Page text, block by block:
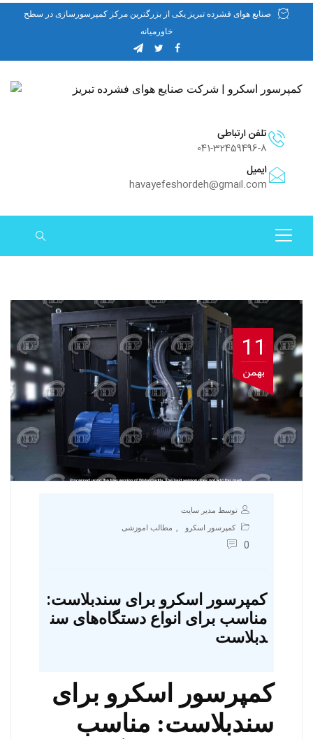
صنایع هوای فشرده تبریز یکی از بزرگترین مرکز کمپرسورسازی در سطح
خاورمیانه
تلفن ارتباطی
041-32459496-8
ایمیل
havayefeshordeh@gmail.com
11
بهمن
توسط مدیر سایت
کمپرسور اسکرو
, مطالب اموزشی
0
کمپرسور اسکرو برای سندبلاست:
مناسب برای انواع دستگاه‌های سن
دبلاست
کمپرسور اسکرو برای
سندبلاست: مناسب